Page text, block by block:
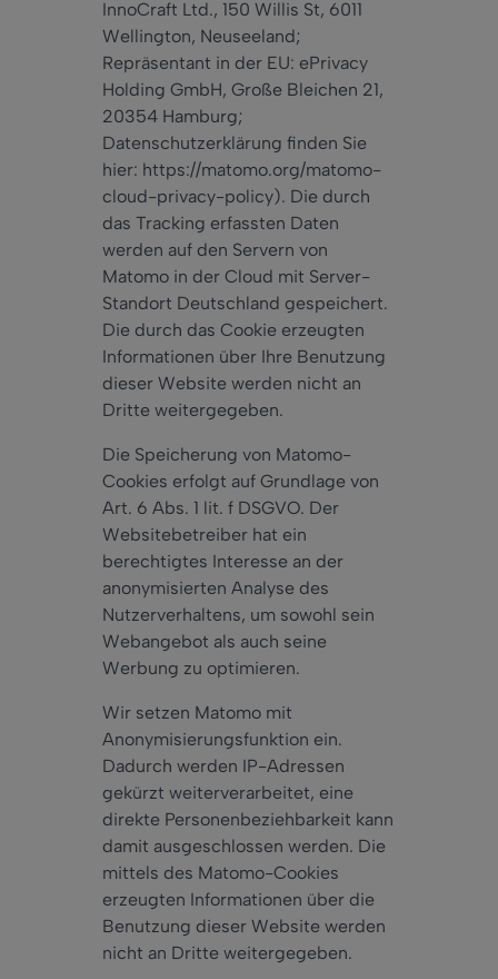
InnoCraft Ltd., 150 Willis St, 6011
Wellington, Neuseeland;
Repräsentant in der EU: ePrivacy
Holding GmbH, Große Bleichen 21,
20354 Hamburg;
Datenschutzerklärung finden Sie
hier: https://matomo.org/matomo-
cloud-privacy-policy). Die durch
das Tracking erfassten Daten
werden auf den Servern von
Matomo in der Cloud mit Server-
Standort Deutschland gespeichert.
Die durch das Cookie erzeugten
Informationen über Ihre Benutzung
dieser Website werden nicht an
Dritte weitergegeben.
Die Speicherung von Matomo-
Cookies erfolgt auf Grundlage von
Art. 6 Abs. 1 lit. f DSGVO. Der
Websitebetreiber hat ein
berechtigtes Interesse an der
anonymisierten Analyse des
Nutzerverhaltens, um sowohl sein
Webangebot als auch seine
Werbung zu optimieren.
Wir setzen Matomo mit
Anonymisierungsfunktion ein.
Dadurch werden IP-Adressen
gekürzt weiterverarbeitet, eine
direkte Personenbeziehbarkeit kann
damit ausgeschlossen werden. Die
mittels des Matomo-Cookies
erzeugten Informationen über die
Benutzung dieser Website werden
nicht an Dritte weitergegeben.